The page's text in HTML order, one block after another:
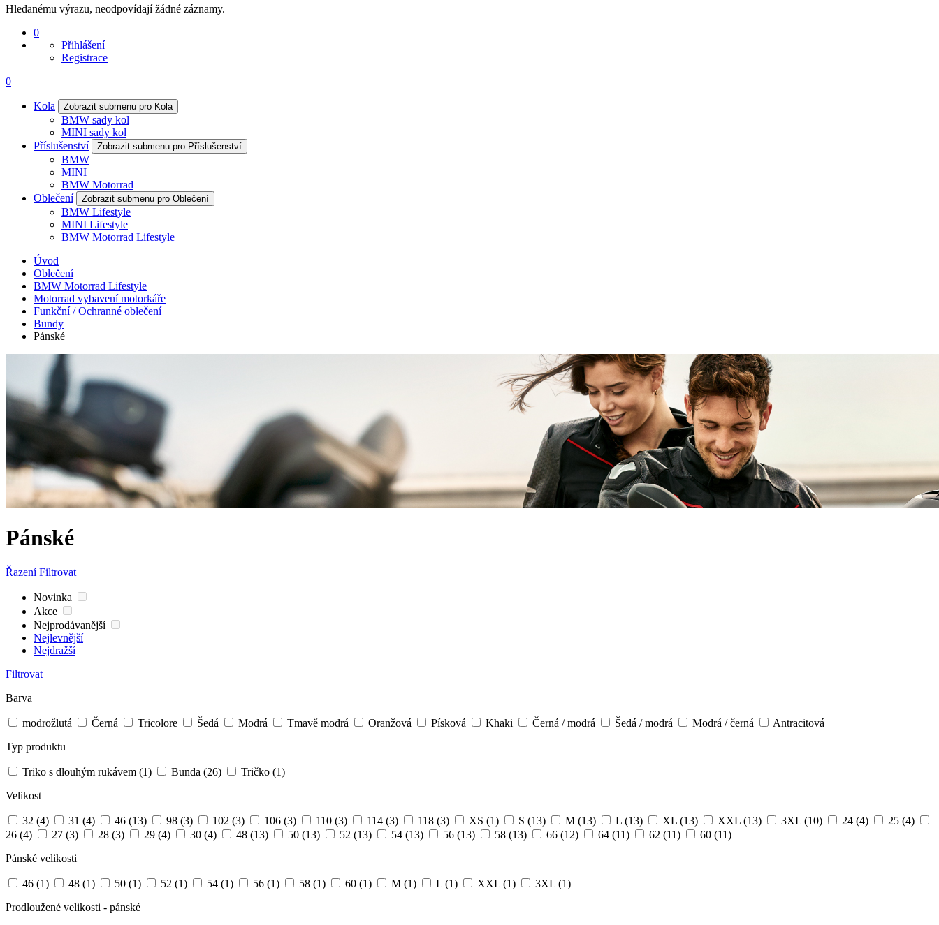
Hledanému výrazu, neodpovídají žádné záznamy.
0
Přihlášení
Registrace
0
Kola Zobrazit submenu pro Kola
BMW sady kol
MINI sady kol
Příslušenství
Zobrazit submenu pro Příslušenství
BMW
MINI
BMW Motorrad
Oblečení
Zobrazit submenu pro Oblečení
BMW Lifestyle
MINI Lifestyle
BMW Motorrad Lifestyle
Úvod
Oblečení
BMW Motorrad Lifestyle
Motorrad vybavení motorkáře
Funkční / Ochranné oblečení
Bundy
Pánské
Pánské
Řazení Filtrovat
Novinka
Akce
Nejprodávanější
Nejlevnější
Nejdražší
Filtrovat
Barva
modrožlutá Černá Tricolore Šedá Modrá Tmavě modrá Oranžová Písková Khaki Černá / modrá Šedá / modrá Modrá / černá
Antracitová
Typ produktu
Triko s dlouhým rukávem (1) Bunda (26) Tričko (1)
Velikost
32 (4) 31 (4) 46 (13) 98 (3) 102 (3) 106 (3) 110 (3) 114 (3) 118 (3) XS (1) S (13) M (13) L (13) XL (13) XXL (13) 3XL (10) 24 (4) 25 (4)
26 (4) 27 (3) 28 (3) 29 (4) 30 (4) 48 (13) 50 (13) 52 (13) 54 (13) 56 (13) 58 (13) 66 (12) 64 (11) 62 (11) 60 (11)
Pánské velikosti
46 (1) 48 (1) 50 (1) 52 (1) 54 (1) 56 (1) 58 (1) 60 (1) M (1) L (1) XXL (1) 3XL (1)
Prodloužené velikosti - pánské